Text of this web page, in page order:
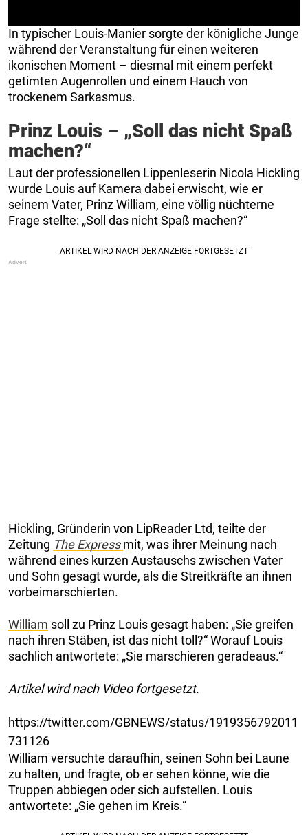
In typischer Louis-Manier sorgte der königliche Junge
während der Veranstaltung für einen weiteren
ikonischen Moment – diesmal mit einem perfekt
getimten Augenrollen und einem Hauch von
trockenem Sarkasmus.
Prinz Louis – „Soll das nicht Spaß
machen?“
Laut der professionellen Lippenleserin Nicola Hickling
wurde Louis auf Kamera dabei erwischt, wie er
seinem Vater, Prinz William, eine völlig nüchterne
Frage stellte: „Soll das nicht Spaß machen?“
Hickling, Gründerin von LipReader Ltd, teilte der
Zeitung The Express mit, was ihrer Meinung nach
während eines kurzen Austauschs zwischen Vater
und Sohn gesagt wurde, als die Streitkräfte an ihnen
vorbeimarschierten.
William soll zu Prinz Louis gesagt haben: „Sie greifen
nach ihren Stäben, ist das nicht toll?“ Worauf Louis
sachlich antwortete: „Sie marschieren geradeaus.“
Artikel wird nach Video fortgesetzt.
https://twitter.com/GBNEWS/status/1919356792011
731126
William versuchte daraufhin, seinen Sohn bei Laune
zu halten, und fragte, ob er sehen könne, wie die
Truppen abbiegen oder sich aufstellen. Louis
antwortete: „Sie gehen im Kreis.“